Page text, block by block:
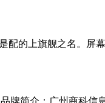
的上旗舰之名。屏
牌简介：广州商科